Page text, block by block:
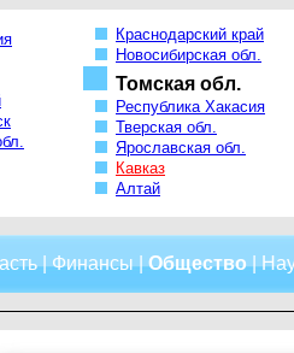
Краснодарский край
Новосибирская обл.
Томская обл.
Республика Хакасия
Тверская обл.
Ярославская обл.
Кавказ
Алтай
|Финансы|Общество|